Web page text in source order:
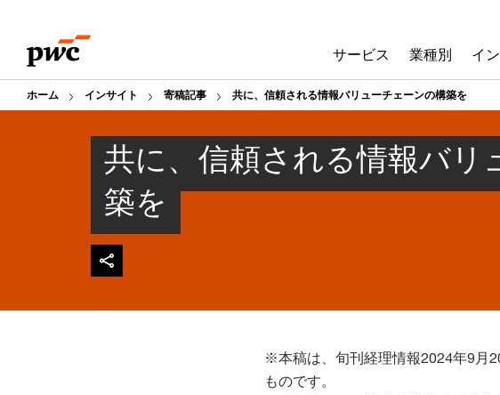
content
footer
サービス 業種別 イ
ホーム インサイト 寄稿記事 共に、信頼される情報バリューチェーンの構築を
共に、信頼される情報バリ
築を
※本稿は、旬刊経理情報2024年9月
ものです。